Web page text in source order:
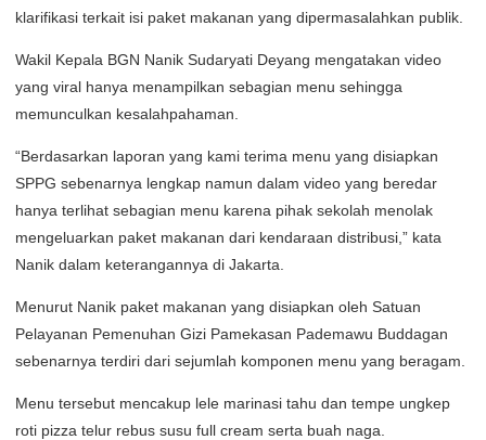
klarifikasi terkait isi paket makanan yang dipermasalahkan publik.
Wakil Kepala BGN Nanik Sudaryati Deyang mengatakan video
yang viral hanya menampilkan sebagian menu sehingga
memunculkan kesalahpahaman.
“Berdasarkan laporan yang kami terima menu yang disiapkan
SPPG sebenarnya lengkap namun dalam video yang beredar
hanya terlihat sebagian menu karena pihak sekolah menolak
mengeluarkan paket makanan dari kendaraan distribusi,” kata
Nanik dalam keterangannya di Jakarta.
Menurut Nanik paket makanan yang disiapkan oleh Satuan
Pelayanan Pemenuhan Gizi Pamekasan Pademawu Buddagan
sebenarnya terdiri dari sejumlah komponen menu yang beragam.
Menu tersebut mencakup lele marinasi tahu dan tempe ungkep
roti pizza telur rebus susu full cream serta buah naga.